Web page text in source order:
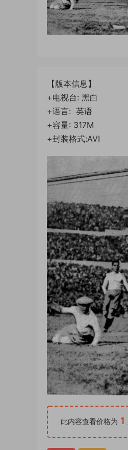
【版本信息】
+电视台: 黑白
+语言: 英语
+容量: 317M
+封装格式:AVI
此内容查看价格为 1